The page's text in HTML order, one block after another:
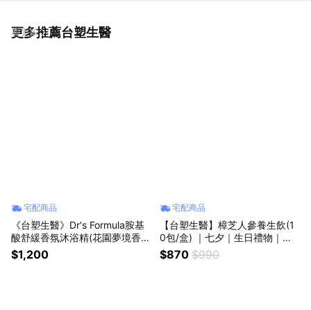
更多推薦台塑生醫
看更多
宅配商品
《台塑生醫》Dr's Formula胺基
酸舒緩香氛沐浴精(花園夢境香
氛)800gx6入｜母親節｜生日禮
物｜獅子座｜父親節｜保健｜女
$1,200
宅配商品
【台塑生醫】樟芝人參養生飲(1
0包/盒) ｜七夕｜生日禮物｜獅
子座｜父親節｜保健｜女性｜好
朋友｜喜歡你｜暖心室友
$870 $990